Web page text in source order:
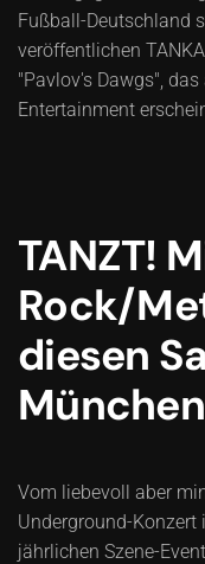
Fußball-Deutschland
veröffentlichen
"Pavlov's Dawgs",
Entertainment
TANZT!
Rock/
diesen
München
Vom liebevoll aber
Underground-Konzert
jährlichen Szene-